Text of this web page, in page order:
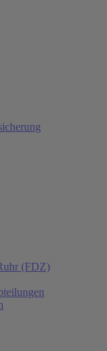
(FDZ)